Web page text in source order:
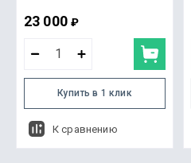
23 000 ₽
Купить в 1 клик
К сравнению